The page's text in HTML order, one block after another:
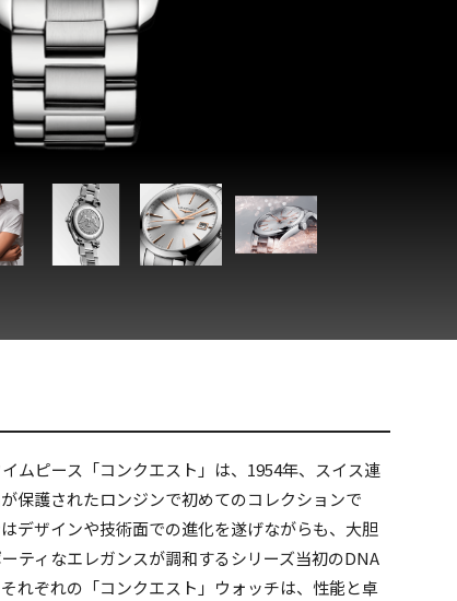
ムピース「コンクエスト」は、1954年、スイス連
保護されたロンジンで初めてのコレクションで
デザインや技術面での進化を遂げながらも、大胆
ティなエレガンスが調和するシリーズ当初のDNA
れぞれの「コンクエスト」ウォッチは、性能と卓